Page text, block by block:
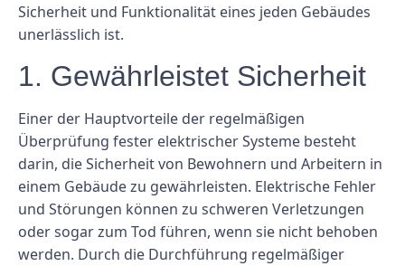
Sicherheit und Funktionalität eines jeden Gebäudes
unerlässlich ist.
1. Gewährleistet Sicherheit
Einer der Hauptvorteile der regelmäßigen
Überprüfung fester elektrischer Systeme besteht
darin, die Sicherheit von Bewohnern und Arbeitern in
einem Gebäude zu gewährleisten. Elektrische Fehler
und Störungen können zu schweren Verletzungen
oder sogar zum Tod führen, wenn sie nicht behoben
werden. Durch die Durchführung regelmäßiger